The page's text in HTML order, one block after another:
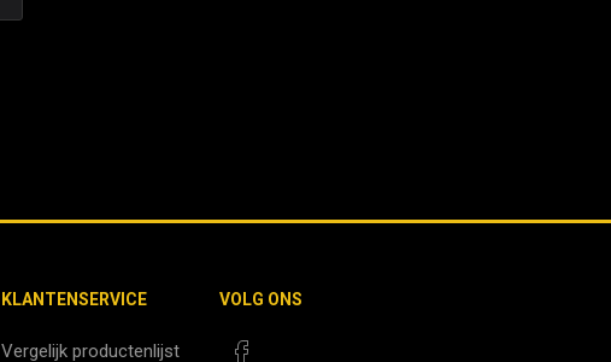
KLANTENSERVICE
Vergelijk productenlijst
VOLG ONS